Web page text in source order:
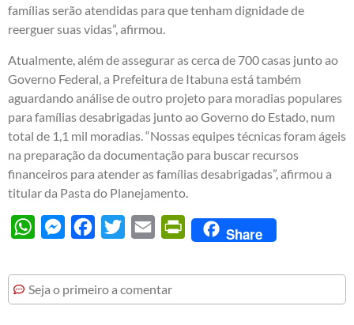
famílias serão atendidas para que tenham dignidade de
reerguer suas vidas”, afirmou.
Atualmente, além de assegurar as cerca de 700 casas junto ao
Governo Federal, a Prefeitura de Itabuna está também
aguardando análise de outro projeto para moradias populares
para famílias desabrigadas junto ao Governo do Estado, num
total de 1,1 mil moradias. “Nossas equipes técnicas foram ágeis
na preparação da documentação para buscar recursos
financeiros para atender as famílias desabrigadas”, afirmou a
titular da Pasta do Planejamento.
WhatsAppMessengerFacebook
Twitter Email PrintFriendly
Share
Seja o primeiro a comentar